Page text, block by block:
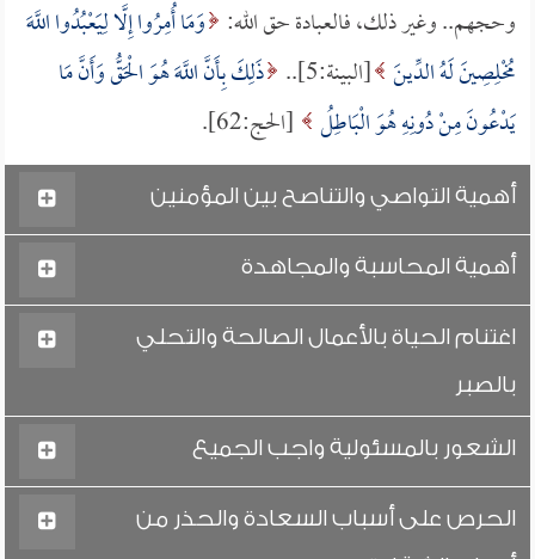
وحجهم.. وغير ذلك، فالعبادة حق الله: وَمَا أُمِرُوا إِلَّا لِيَعْبُدُوا اللَّهَ
مُخْلِصِينَ لَهُ الدِّينَ [البينة:5]..
ذَلِكَ بِأَنَّ اللَّهَ هُوَ الْحَقُّ وَأَنَّ مَا
يَدْعُونَ مِنْ دُونِهِ هُوَ الْبَاطِلُ [الحج:62].
أهمية التواصي والتناصح بين المؤمنين
أهمية المحاسبة والمجاهدة
اغتنام الحياة بالأعمال الصالحة والتحلي
بالصبر
الشعور بالمسئولية واجب الجميع
الحرص على أسباب السعادة والحذر من